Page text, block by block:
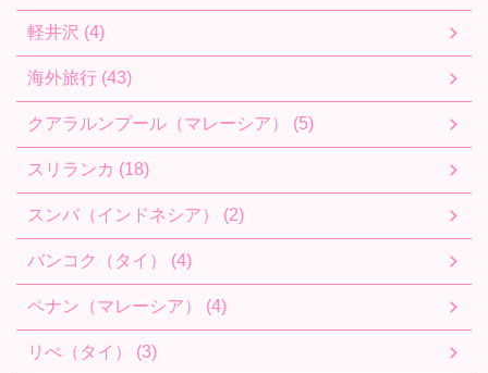
軽井沢 (4)
海外旅行 (43)
クアラルンプール（マレーシア） (5)
スリランカ (18)
スンバ（インドネシア） (2)
バンコク（タイ） (4)
ペナン（マレーシア） (4)
リぺ（タイ） (3)